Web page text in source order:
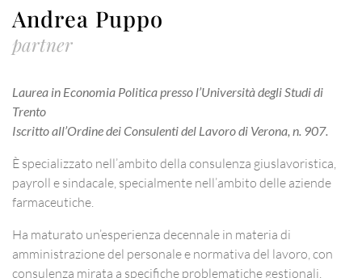
Andrea Puppo
partner
Laurea in Economia Politica presso l’Università degli Studi di
Trento
Iscritto all’Ordine dei Consulenti del Lavoro di Verona, n. 907.
È specializzato nell’ambito della consulenza giuslavoristica,
payroll e sindacale, specialmente nell’ambito delle aziende
farmaceutiche.
Ha maturato un’esperienza decennale in materia di
amministrazione del personale e normativa del lavoro, con
consulenza mirata a specifiche problematiche gestionali,